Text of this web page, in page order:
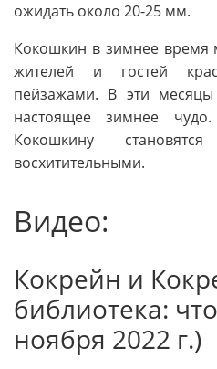
ожидать около 20-25 мм.
Кокошкин в зимнее время
жителей и гостей
пейзажами. В эти
настоящее зимнее
Кокошкину
восхитительными.
Видео:
Кокрейн и
библиотека:
ноября 2022 г.)